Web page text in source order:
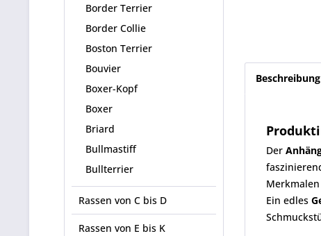
Border Terrier
Border Collie
Boston Terrier
Bouvier
Boxer-Kopf
Boxer
Briard
Bullmastiff
Bullterrier
Rassen von C bis D
Rassen von E bis K
Beschreibung
Der
Ein edles